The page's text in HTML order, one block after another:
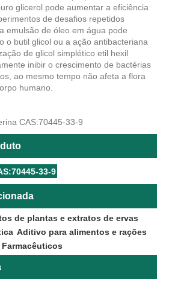
glicerol pode aumentar a eficiência
de desafios repetidos
emulsão de óleo em água pode
o butil glicol ou a ação antibacteriana
de glicol simplético etil hexil
inibir o crescimento de bactérias
ao mesmo tempo não afeta a flora
humano.
CAS:70445-33-9
33-9
de plantas e extratos de ervas
Aditivo para alimentos e rações